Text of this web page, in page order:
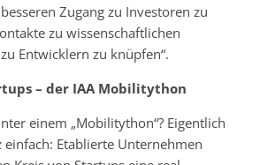
Zugang zu Investoren zu
zu wissenschaftlichen
Entwicklern zu knüpfen“.
– der IAA Mobilitython
einem „Mobilitython“? Eigentlich
Etablierte Unternehmen